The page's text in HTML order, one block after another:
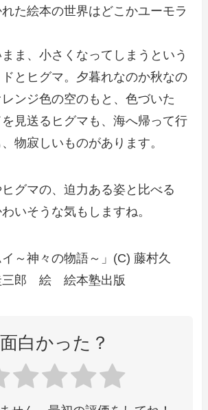
た絵本の世界はどこかユーモラ
ま、小さくなってしまうという
とヒグマ。夕暮れなのか秋なの
ンジ色の空のもと、色づいた
見送るヒグマも、海へ帰って行
物寂しいものがあります。
グマの、迫力ある姿と比べる
いそうな気もしますね。
イ～神々の物語～」(C) 藤村久
郎 絵 絵本塾出版
面白かった？